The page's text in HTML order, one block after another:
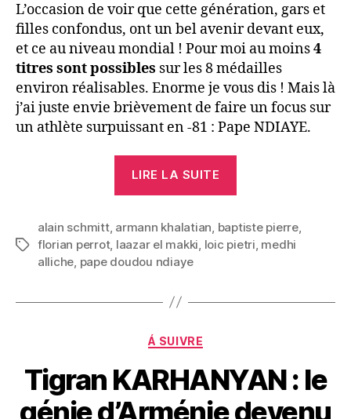
L’occasion de voir que cette génération, gars et
filles confondus, ont un bel avenir devant eux,
et ce au niveau mondial ! Pour moi au moins4
titres sont possibles sur les 8 médailles
environ réalisables. Enorme je vous dis ! Mais là
j’ai juste envie brièvement de faire un focus sur
un athlète surpuissant en -81 : Pape NDIAYE.
LIRE LA SUITE
la
puissance
Étiquettes
alain schmitt, armann khalatian baptiste pierre,
florian perrot, laazar el makki loic pietri medhi
alliche pape doudou ndiaye
Catégories
Á SUIVRE
Tigran KARHANYAN : le
génie d’Arménie devenu